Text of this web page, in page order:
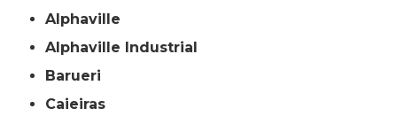
Alphaville
Alphaville Industrial
Barueri
Caieiras